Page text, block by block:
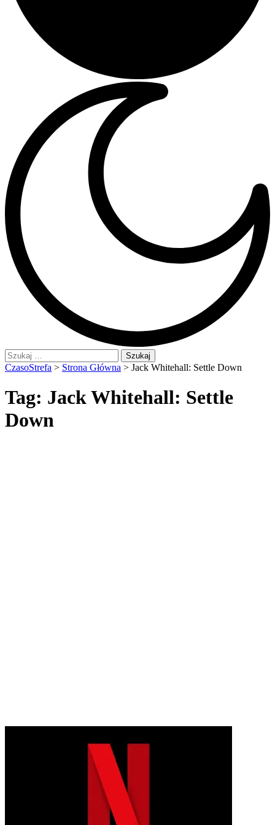
Szukaj:
CzasoStrefa > Strona Główna > Jack Whitehall: Settle Down
Tag: Jack Whitehall: Settle
Down